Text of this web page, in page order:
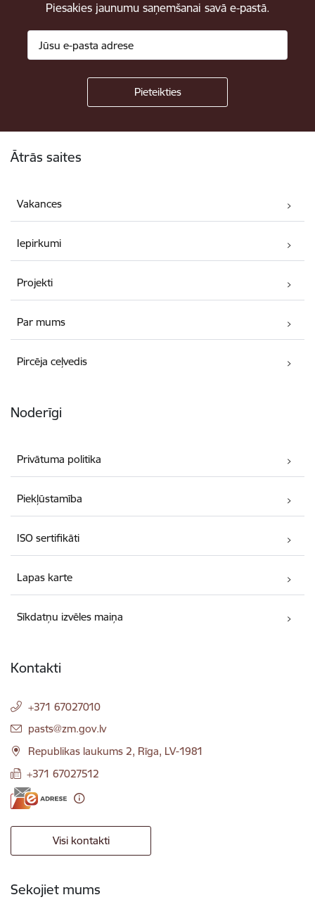
Piesakies jaunumu saņemšanai savā e-pastā.
Ātrās saites
Vakances
Iepirkumi
Projekti
Par mums
Pircēja ceļvedis
Noderīgi
Privātuma politika
Piekļūstamība
ISO sertifikāti
Lapas karte
Sīkdatņu izvēles maiņa
Kontakti
+371 67027010
E-pasts:
pasts@zm.gov.lv
Republikas laukums 2, Rīga, LV-1981
+371 67027512
Visi kontakti
Sekojiet mums